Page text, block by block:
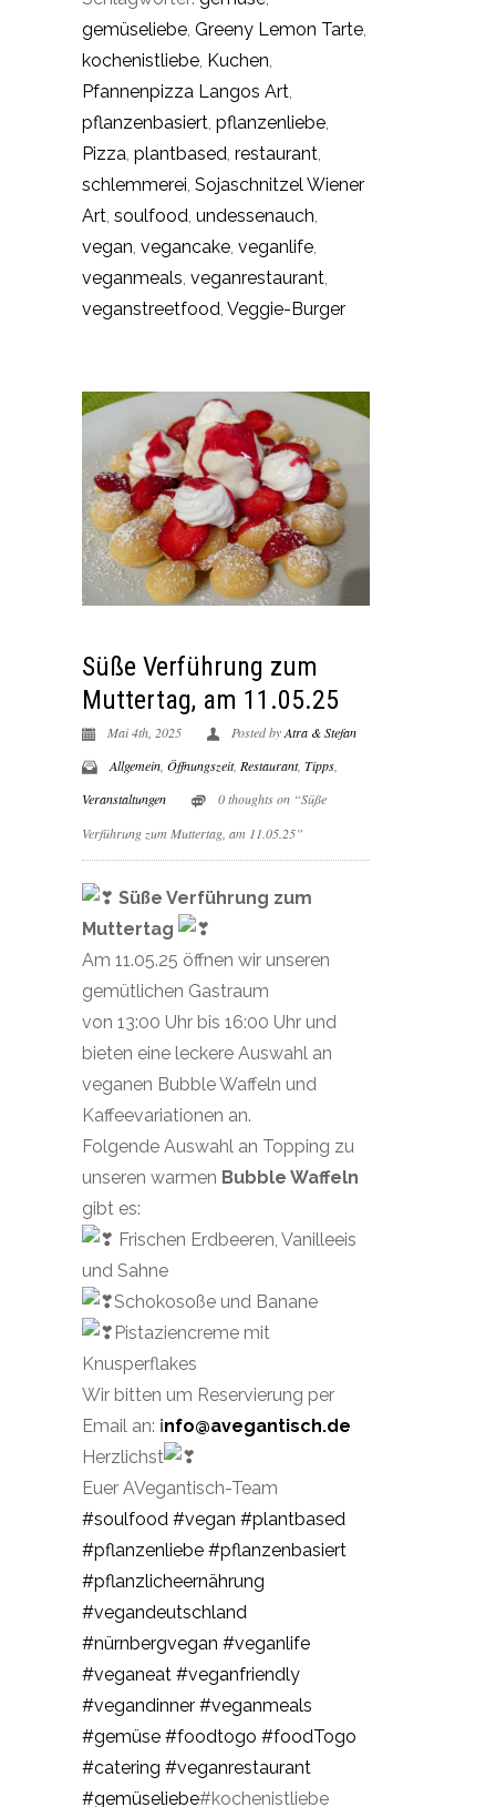
gemüseliebe, Greeny Lemon Tarte,
kochenistliebe, Kuchen,
Pfannenpizza Langos Art,
pflanzenbasiert, pflanzenliebe,
Pizza, plantbased, restaurant,
schlemmerei, Sojaschnitzel Wiener
Art, soulfood, undessenauch,
vegan, vegancake, veganlife,
veganmeals, veganrestaurant,
veganstreetfood, Veggie-Burger
Süße Verführung zum
Muttertag, am 11.05.25
Mai 4th, 2025 Posted byAtra & Stefan
Allgemein Öffnungszeit, Restaurant, Tipps
Veranstaltungen
0 thoughts on “Süße
Verführung zum Muttertag, am 11.05.25”
Süße Verführung zum
Muttertag
Am 11.05.25 öffnen wir unseren
gemütlichen Gastraum
von 13:00 Uhr bis 16:00 Uhr und
bieten eine leckere Auswahl an
veganen Bubble Waffeln und
Kaffeevariationen an.
Folgende Auswahl an Topping zu
unseren warmen Bubble Waffeln
gibt es:
Frischen Erdbeeren, Vanilleeis
und Sahne
Schokosoße und Banane
Pistaziencreme mit
Knusperflakes
Wir bitten um Reservierung per
Email an: info@avegantisch.de
Herzlichst
Euer AVegantisch-Team
#soulfood #vegan #plantbased
#pflanzenliebe #pflanzenbasiert
#pflanzlicheernährung
#vegandeutschland
#nürnbergvegan #veganlife
#veganeat #veganfriendly
#vegandinner #veganmeals
#gemüse #foodtogo #foodTogo
#catering #veganrestaurant
#gemüseliebe#kochenistliebe